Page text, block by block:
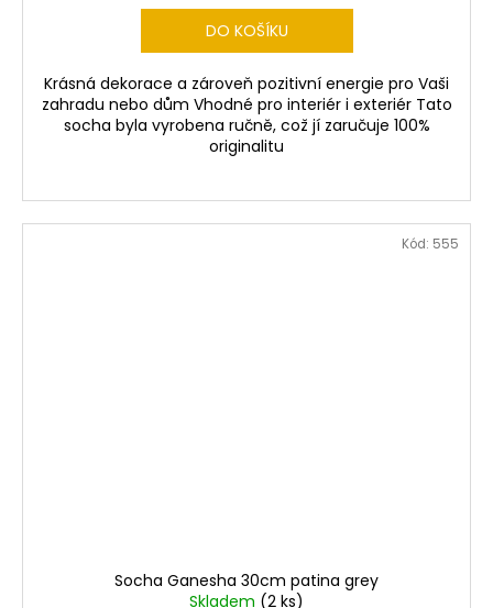
DO KOŠÍKU
Krásná dekorace a zároveň pozitivní energie pro Vaši
zahradu nebo dům Vhodné pro interiér i exteriér Tato
socha byla vyrobena ručně, což jí zaručuje 100%
originalitu
Socha Ganesha 30cm patina grey
Skladem (2 ks)
Kód: 555